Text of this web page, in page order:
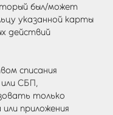
был/может
указанной карты
действий
списания
СБП,
только
приложения